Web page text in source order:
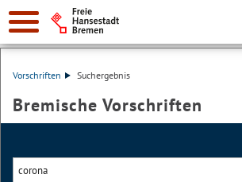
Vorschriften Suchergebnis
Bremische Vorschriften